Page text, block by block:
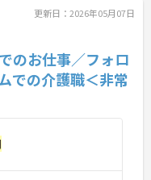
しており更新日：2026年05月07日
のお仕事／フォロ
での介護職＜非常